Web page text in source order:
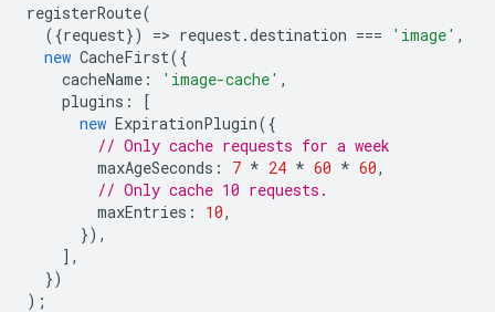
registerRoute(
({request}) => request .destination === 'image' ,
new CacheFirst({
cacheName : 'image-cache' ,
plugins :
[
new ExpirationPlugin({
// Only cache requests for a week
maxAgeSeconds : 7 * 24 * 60 * 60,
// Only cache 10 requests.
maxEntries : 10,
}),
],
})
);